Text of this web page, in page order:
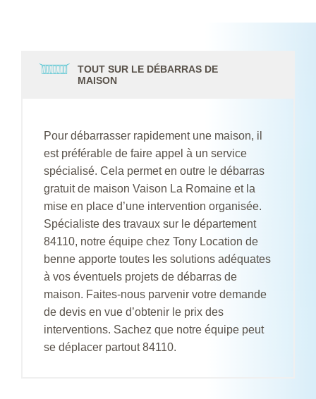
TOUT SUR LE DÉBARRAS DE
MAISON
Pour débarrasser rapidement une maison, il
est préférable de faire appel à un service
spécialisé. Cela permet en outre le débarras
gratuit de maison Vaison La Romaine et la
mise en place d’une intervention organisée.
Spécialiste des travaux sur le département
84110, notre équipe chez Tony Location de
benne apporte toutes les solutions adéquates
à vos éventuels projets de débarras de
maison. Faites-nous parvenir votre demande
de devis en vue d’obtenir le prix des
interventions. Sachez que notre équipe peut
se déplacer partout 84110.